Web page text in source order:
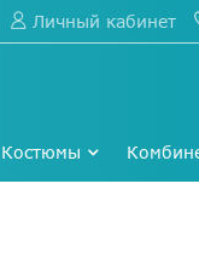
Личный кабинет
Костюмы